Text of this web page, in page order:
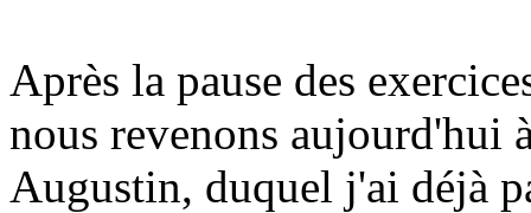
Après la pause des
nous revenons aujourd'hui
Augustin, duquel j'ai déjà